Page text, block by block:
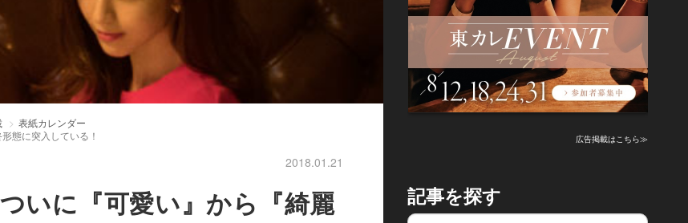
表紙カレンダー
態に突入している！
2018.01.21
いに『可愛い』から『綺麗
広告掲載はこちら≫
記事を探す